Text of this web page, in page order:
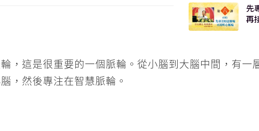
先
再
，這是很重要的一個脈輪。從小腦到大腦中間，有一
，然後專注在智慧脈輪。